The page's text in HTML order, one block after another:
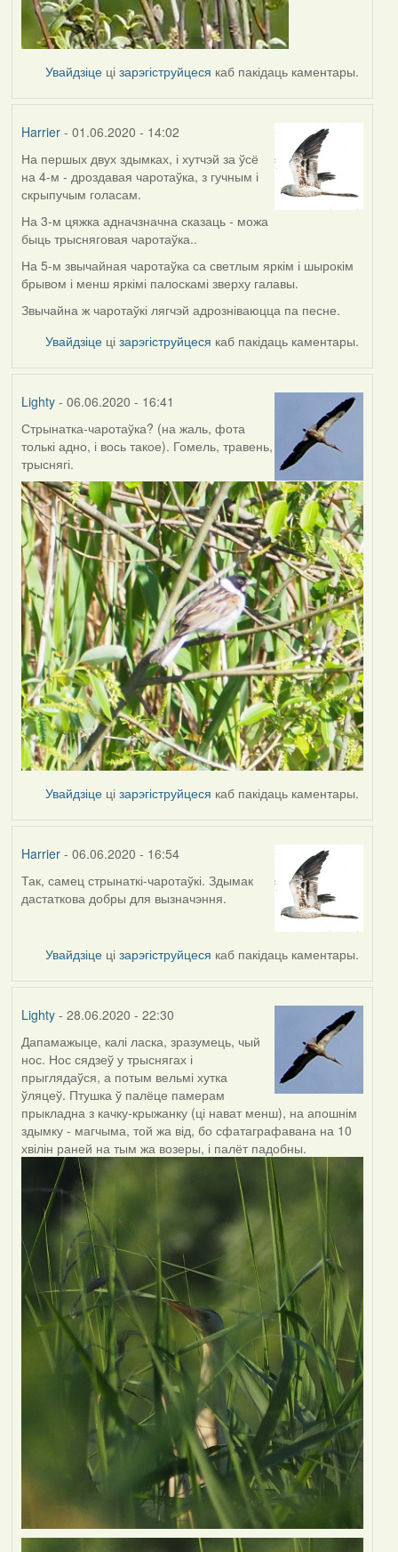
Увайдзіце цізарэгіструйцеся каб пакідаць каментары.
Harrier- 01.06.2020 - 14:02
In
reply
to
by
Lighty
На першых двух здымках, і хутчэй за ўсё
на 4-м - дроздавая чаротаўка, з гучным і
скрыпучым голасам.
На 3-м цяжка адначзначна сказаць - можа
быць трысняговая чаротаўка..
На 5-м звычайная чаротаўка са светлым яркім і шырокім
брывом і менш яркімі палоскамі зверху галавы.
Звычайна ж чаротаўкі лягчэй адрозніваюцца па песне.
Увайдзіце цізарэгіструйцеся каб пакідаць каментары.
Lighty- 06.06.2020 - 16:41
Стрынатка-чаротаўка? (на жаль, фота
толькі адно, і вось такое). Гомель, травень,
трыснягі.
Увайдзіце цізарэгіструйцеся каб пакідаць каментары.
Harrier- 06.06.2020 - 16:54
In
reply
Lighty
Так, самец стрынаткі-чаротаўкі. Здымак
дастаткова добры для вызначэння.
Увайдзіце цізарэгіструйцеся каб пакідаць каментары.
Lighty- 28.06.2020 - 22:30
Дапамажыце, калі ласка, зразумець, чый
нос. Нос сядзеў у трыснягах і
прыглядаўся, а потым вельмі хутка
ўляцеў. Птушка ў палёце памерам
прыкладна з качку-крыжанку (ці нават менш), на апошнім
здымку - магчыма, той жа від, бо сфатаграфавана на 10
хвілін раней на тым жа возеры, і палёт падобны.